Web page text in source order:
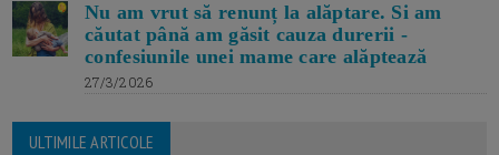
Nu am vrut să renunț la alăptare. Si am
căutat până am găsit cauza durerii -
confesiunile unei mame care alăptează
27/3/2026
ULTIMILE ARTICOLE